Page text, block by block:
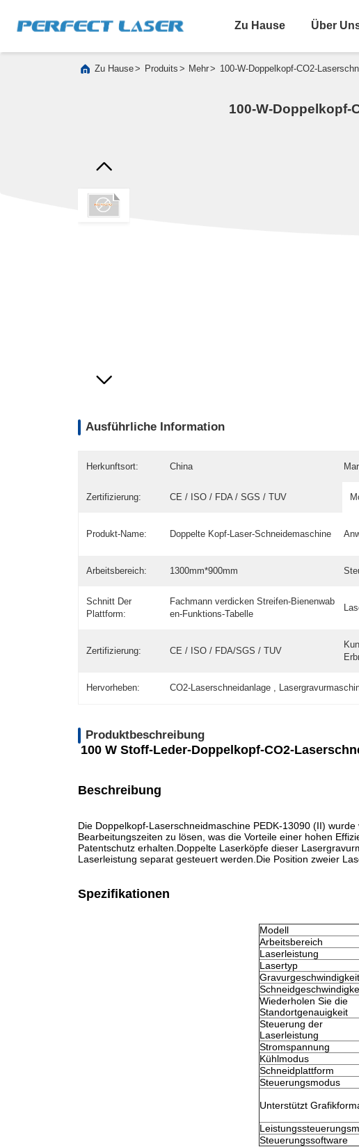
Zu Hause Über
Zu Hause> Produits > Mehr> 100-W-Doppelkopf-CO2-
100-W-Doppelkopf-
Ausführliche Information
Herkunftsort: China
Zertifizierung: CE / ISO / FDA / SGS / TUV
Produkt-Name: Doppelte Kopf-Laser-Schneidemaschine
Arbeitsbereich: 1300mm*900mm
Schnitt Der
Plattform:
Fachmann verdicken Streifen-Bienenwab
en-Funktions-Tabelle
Zertifizierung: CE / ISO / FDA/SGS / TUV
Hervorheben: CO2-Laserschneidanlage ,
Produktbeschreibung
100 W Stoff-Leder-Doppelkopf-CO2-
Beschreibung
Die Doppelkopf-Laserschneidmaschine PEDK-13090 (II)
Bearbeitungszeiten zu lösen, was die Vorteile einer hohen
Patentschutz erhalten.Doppelte Laserköpfe dieser
Laserleistung separat gesteuert werden.Die Position zweier
Spezifikationen
Modell
Arbeitsbereich
Laserleistung
Lasertyp
Gravurgeschwindigkeit
Wiederholen Sie die
Standortgenauigkeit
Steuerung der
Laserleistung
Stromspannung
Kühlmodus
Schneidplattform
Steuerungsmodus
Unterstützt
Steuerungssoftware